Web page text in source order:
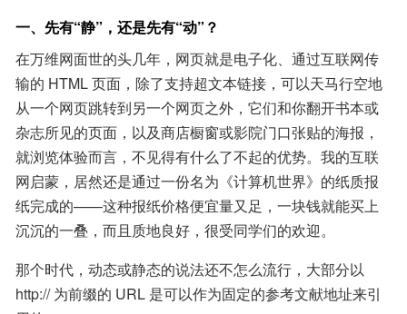
一、先有“静”，还是先有“动”？
在万维网面世的头几年，网页就是电子化、通过互联网传
输的 HTML 页面，除了支持超文本链接，可以天马行空地
从一个网页跳转到另一个网页之外，它们和你翻开书本或
杂志所见的页面，以及商店橱窗或影院门口张贴的海报，
就浏览体验而言，不见得有什么了不起的优势。我的互联
网启蒙，居然还是通过一份名为《计算机世界》的纸质报
纸完成的——这种报纸价格便宜量又足，一块钱就能买上
沉沉的一叠，而且质地良好，很受同学们的欢迎。
那个时代，动态或静态的说法还不怎么流行，大部分以
http:// 为前缀的 URL 是可以作为固定的参考文献地址来引